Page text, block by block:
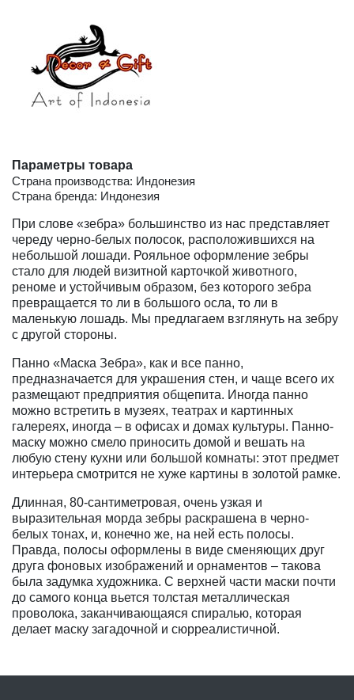
Параметры товара
Страна производства: Индонезия
Страна бренда: Индонезия
При слове «зебра» большинство из нас представляет
череду черно-белых полосок, расположившихся на
небольшой лошади. Рояльное оформление зебры
стало для людей визитной карточкой животного,
реноме и устойчивым образом, без которого зебра
превращается то ли в большого осла, то ли в
маленькую лошадь. Мы предлагаем взглянуть на зебру
с другой стороны.
Панно «Маска Зебра», как и все панно,
предназначается для украшения стен, и чаще всего их
размещают предприятия общепита. Иногда панно
можно встретить в музеях, театрах и картинных
галереях, иногда – в офисах и домах культуры. Панно-
маску можно смело приносить домой и вешать на
любую стену кухни или большой комнаты: этот предмет
интерьера смотрится не хуже картины в золотой рамке.
Длинная, 80-сантиметровая, очень узкая и
выразительная морда зебры раскрашена в черно-
белых тонах, и, конечно же, на ней есть полосы.
Правда, полосы оформлены в виде сменяющих друг
друга фоновых изображений и орнаментов – такова
была задумка художника. С верхней части маски почти
до самого конца вьется толстая металлическая
проволока, заканчивающаяся спиралью, которая
делает маску загадочной и сюрреалистичной.